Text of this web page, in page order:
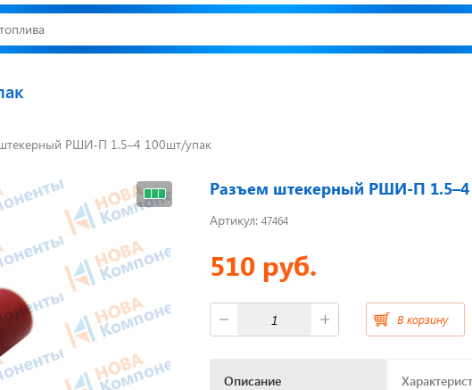
Открылся новый
Новгород Узнать подробнее...
Короба для тахографов
Переходники, оси датчиков
скорости
Спидометры
РШИ-П 1.5–4 100шт/упак
Разъем штекерный РШИ-П 1.5–4
Артикул: 47464
510 руб.
В корзину
Описание